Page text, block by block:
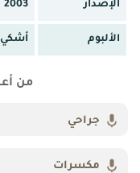
الإصدار 2003
الألبوم أشكي
من
جراحي
مكسرات